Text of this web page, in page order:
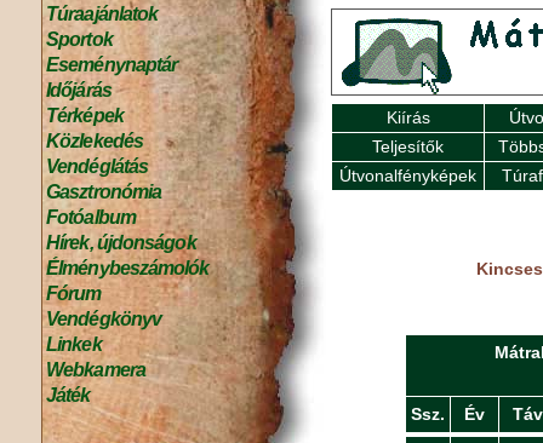
Túraajánlatok
Sportok
Eseménynaptár
Időjárás
Térképek
Közlekedés
Vendéglátás
Gasztronómia
Fotóalbum
Hírek, újdonságok
Élménybeszámolók
Fórum
Vendégkönyv
Linkek
Webkamera
Játék
Kiírás
Teljesítők
Útvonalfényképek
Ssz. Év Táv